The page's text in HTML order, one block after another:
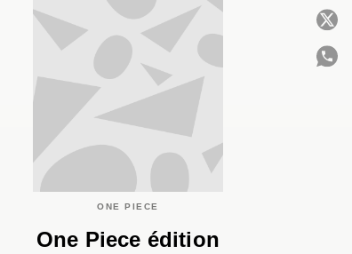
ONE PIECE
One Piece édition